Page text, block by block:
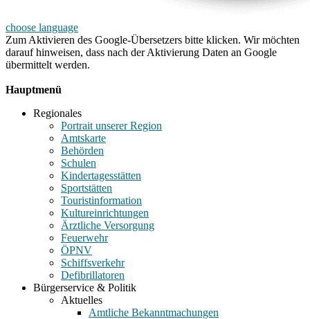
choose language
Zum Aktivieren des Google-Übersetzers bitte klicken. Wir möchten
darauf hinweisen, dass nach der Aktivierung Daten an Google
übermittelt werden.
Hauptmenü
Regionales
Portrait unserer Region
Amtskarte
Behörden
Schulen
Kindertagesstätten
Sportstätten
Touristinformation
Kultureinrichtungen
Ärztliche Versorgung
Feuerwehr
ÖPNV
Schiffsverkehr
Defibrillatoren
Bürgerservice & Politik
Aktuelles
Amtliche Bekanntmachungen